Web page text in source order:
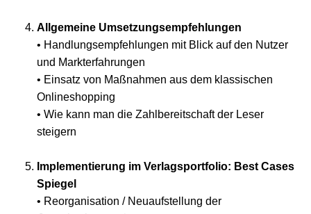
Allgemeine Umsetzungsempfehlungen
• Handlungsempfehlungen mit Blick auf den Nutzer
und Markterfahrungen
• Einsatz von Maßnahmen aus dem klassischen
Onlineshopping
• Wie kann man die Zahlbereitschaft der Leser
steigern
Implementierung im Verlagsportfolio: Best Cases
Spiegel
• Reorganisation / Neuaufstellung der